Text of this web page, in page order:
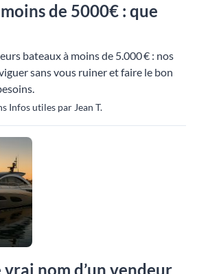
de 5000€ : que
bateaux à moins de 5.000 € : nos
sans vous ruiner et faire le bon
Infos utiles par Jean T.
nom d’un vendeur